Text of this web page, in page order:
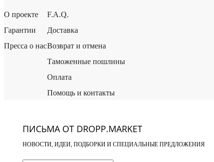
О проекте
Гарантии
Пресса о нас
F.A.Q.
Доставка
Возврат и отмена
Таможенные пошлины
Оплата
Помощь и контакты
ПИСЬМА ОТ DROPP.MARKET
НОВОСТИ, ИДЕИ, ПОДБОРКИ И СПЕЦИАЛЬНЫЕ ПРЕДЛОЖЕНИЯ